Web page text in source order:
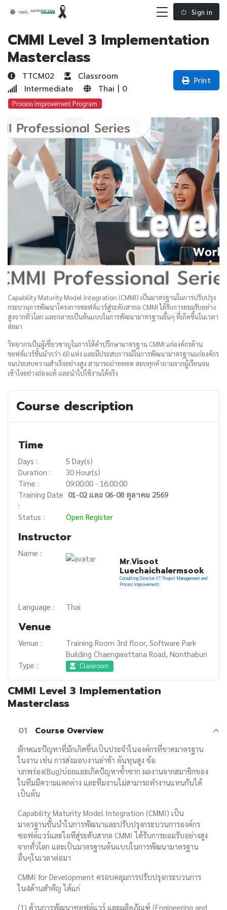
Sign in
CMMI Level 3 Implementation
Masterclass
TTCM02
Classroom
Intermediate
Thai | 0
Process Improvement Program
Print
Capability Maturity Model Integration (CMMI) เป็นมาตรฐานในการปรับปรุง
กระบวนการพัฒนาโครงการซอฟต์แวร์สู่ระดับสากล CMMIได้รับการยอมรับอย่าง
สูงจากทั่วโลก และกลายเป็นต้นแบบในการพัฒนามาตรฐานอื่นๆ ที่เกิดขึ้นในเวลา
ต่อมา
วิทยากรเป็นผู้เชี่ยวชาญในการให้คำปรึกษามาตรฐาน CMMI แก่องค์กรด้าน
ซอฟต์แวร์ชั้นนำกว่า 60 แห่ง และมีประสบการณ์ในการพัฒนามาตรฐานแก่องค์กร
จนประสบความสำเร็จอย่างสูง สามารถถ่ายทอด ตอบทุกคำถามจากผู้เรียนจน
เข้าใจอย่างถ่องแท้ และนำไปใช้งานได้จริง
Course description
Time
Days :
5 Day(s)
Duration :
30 Hour(s)
Time :
09:00:00 - 16:00:00
Training Date
:
01-02 และ 06-08 ตุลาคม 2569
Status : Open Register
Instructor
Name :
Mr.Visoot
Luechaichalermsook
Consulting Director (IT Project Management and
Process Improvement)
Language : Thai
Venue
Venue :
Training Room 3rd floor, Software Park
Building Chaengwattana Road, Nonthaburi
Type :
Classroom
CMMI Level 3 Implementation
Masterclass
01 Course Overview
ลักษณะปัญหาที่มักเกิดขึ้นเป็นประจำในองค์กรที่ขาดมาตรฐาน
ในงาน เช่น การส่งมอบงานล่าช้า ต้นทุนสูง ข้อ
บกพร่อง(Bug)บ่อยและเกิดปัญหาซ้ำซาก ผลงานจากสมาชิกของ
ในทีมมีความแตกต่าง และทีมงานไม่สามารถทำงานแทนกันได้
เป็นต้น
Capability Maturity Model Integration (CMMI) เป็น
มาตรฐานชั้นนำในการพัฒนาและปรับปรุงกระบวนการองค์กร
ซอฟต์แวร์และไอทีสู่ระดับสากล CMMI ได้รับการยอมรับอย่างสูง
จากทั่วโลก และเป็นมาตรฐานต้นแบบในการพัฒนามาตรฐาน
อื่นๆในเวลาต่อมา
CMMI for Development ครอบคลุมการปรับปรุงกระบวนการ
ใน4ด้านสำคัญ ได้แก่
(1) ด้านการพัฒนาซอฟต์แวร์ และผลิตภัณฑ์ (Engineering and